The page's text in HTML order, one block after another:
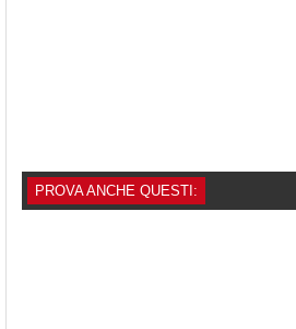
PROVA ANCHE QUESTI: